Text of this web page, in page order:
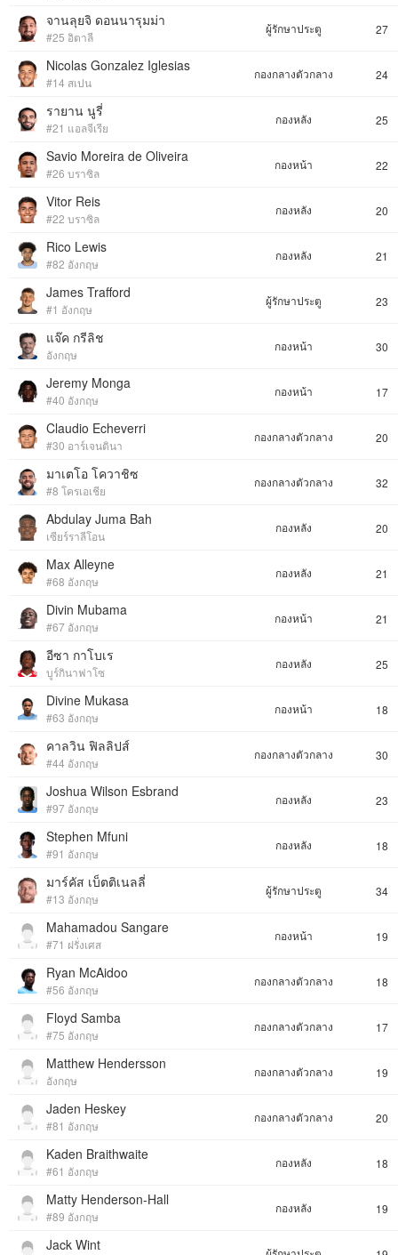
จานลุยจิ ดอนนารุมม่า
#25 อิตาลี
ผู้รักษาประตู 27
Nicolas Gonzalez Iglesias
#14 สเปน
กองกลางตัวกลาง 24
รายาน นูรี่
#21 แอลจีเรีย
กองหลัง 25
Savio Moreira de Oliveira
#26 บราซิล
กองหน้า 22
Vitor Reis
#22 บราซิล
กองหลัง 20
Rico Lewis
#82 อังกฤษ
กองหลัง 21
James Trafford
#1 อังกฤษ
ผู้รักษาประตู 23
แจ๊ค กรีลิช
อังกฤษ
กองหน้า 30
Jeremy Monga
#40 อังกฤษ
กองหน้า 17
Claudio Echeverri
#30 อาร์เจนตินา
กองกลางตัวกลาง 20
มาเตโอ โควาชิซ
#8 โครเอเชีย
กองกลางตัวกลาง 32
Abdulay Juma Bah
เซียร์ราลีโอน
กองหลัง 20
Max Alleyne
#68 อังกฤษ
กองหลัง 21
Divin Mubama
#67 อังกฤษ
กองหน้า 21
อีซา กาโบเร
บูร์กินาฟาโซ
กองหลัง 25
Divine Mukasa
#63 อังกฤษ
กองหน้า 18
คาลวิน ฟิลลิปส์
#44 อังกฤษ
กองกลางตัวกลาง 30
Joshua Wilson Esbrand
#97 อังกฤษ
กองหลัง 23
Stephen Mfuni
#91 อังกฤษ
กองหลัง 18
มาร์คัส เบ็ตติเนลลี่
#13 อังกฤษ
ผู้รักษาประตู 34
Mahamadou Sangare
#71 ฝรั่งเศส
กองหน้า 19
Ryan McAidoo
#56 อังกฤษ
กองกลางตัวกลาง 18
Floyd Samba
#75 อังกฤษ
กองกลางตัวกลาง 17
Matthew Hendersson
อังกฤษ
กองกลางตัวกลาง 19
Jaden Heskey
#81 อังกฤษ
กองกลางตัวกลาง 20
Kaden Braithwaite
#61 อังกฤษ
กองหลัง 18
Matty Henderson-Hall
#89 อังกฤษ
กองหลัง 19
Jack Wint